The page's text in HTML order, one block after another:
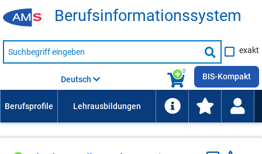
Be­rufs­in­for­ma­ti­ons­sys­tem
Suche
nach
Suche
starten
exakt
0
Deutsch BIS-Kompakt